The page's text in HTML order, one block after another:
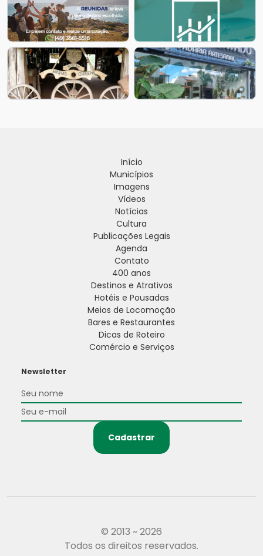
Início
Municípios
Imagens
Vídeos
Notícias
Cultura
Publicações Legais
Agenda
Contato
400 anos
Destinos e Atrativos
Hotéis e Pousadas
Meios de Locomoção
Bares e Restaurantes
Dicas de Roteiro
Comércio e Serviços
Newsletter
Cadastrar
© 2013 ~ 2026
Todos os direitos reservados.